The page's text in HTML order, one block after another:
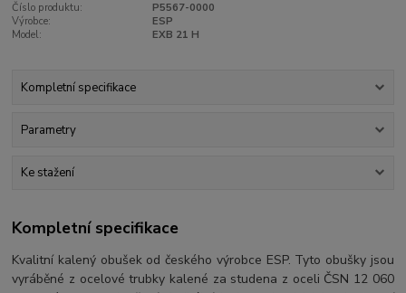
Číslo produktu:
P5567-0000
Výrobce:
ESP
Model:
EXB 21 H
Kompletní specifikace
Parametry
Ke stažení
Kompletní specifikace
Kvalitní kalený obušek od českého výrobce ESP. Tyto obušky jsou
vyráběné z ocelové trubky kalené za studena z oceli ČSN 12 060